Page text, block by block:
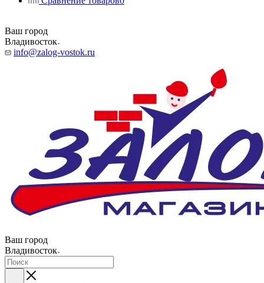
Ваш город
Владивосток
info@zalog-vostok.ru
Ваш город
Владивосток